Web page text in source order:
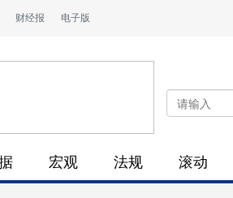
财经报 电子版
宏观 法规 滚动